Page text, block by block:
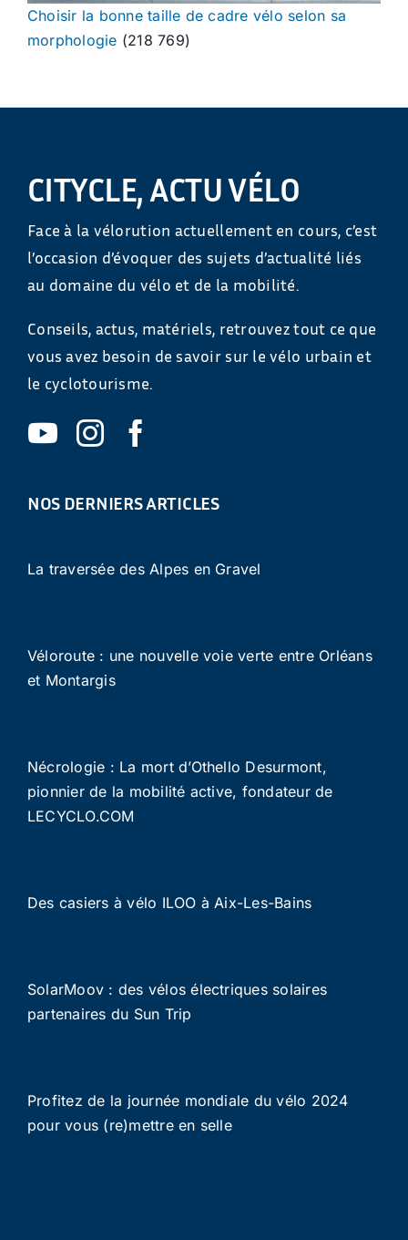
Choisir la bonne taille de cadre vélo selon sa
morphologie (218 769)
CITYCLE, ACTU VÉLO
Face à la vélorution actuellement en cours, c’est
l’occasion d’évoquer des sujets d’actualité liés
au domaine du vélo et de la mobilité.
Conseils, actus, matériels, retrouvez tout ce que
vous avez besoin de savoir sur le vélo urbain et
le cyclotourisme.
NOS DERNIERS ARTICLES
La traversée des Alpes en Gravel
Véloroute : une nouvelle voie verte entre Orléans
et Montargis
Nécrologie : La mort d’Othello Desurmont,
pionnier de la mobilité active, fondateur de
LECYCLO.COM
Des casiers à vélo ILOO à Aix-Les-Bains
SolarMoov : des vélos électriques solaires
partenaires du Sun Trip
Profitez de la journée mondiale du vélo 2024
pour vous (re)mettre en selle